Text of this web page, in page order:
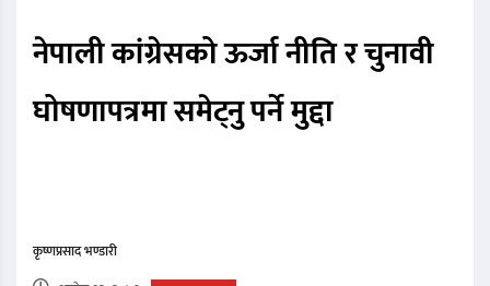
नेपाली कांग्रेसको ऊर्जा नीति र चुनावी
घोषणापत्रमा समेट्नु पर्ने मुद्दा
कृष्णप्रसाद भण्डारी